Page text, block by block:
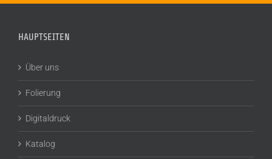
HAUPTSEITEN
Über uns
Folierung
Digitaldruck
Katalog